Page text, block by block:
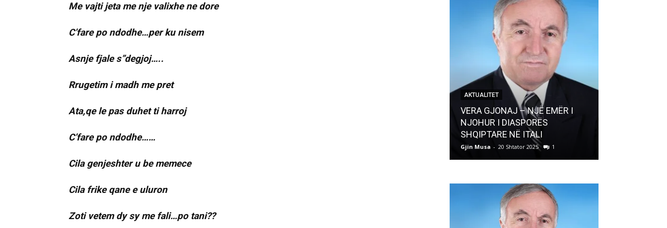
Me vajti jeta me nje valixhe ne dore
C’fare po ndodhe…per ku nisem
Asnje fjale s”degjoj…..
Rrugetim i madh me pret
Ata,qe le pas duhet ti harroj
C’fare po ndodhe……
Cila genjeshter u be memece
Cila frike qane e uluron
Zoti vetem dy sy me fali…po tani??
AKTUALITET
VERA GJONAJ – NJË EMËR I
NJOHUR I DIASPORËS
SHQIPTARE NË ITALI
Gjin Musa - 20 Shtator 2025 1